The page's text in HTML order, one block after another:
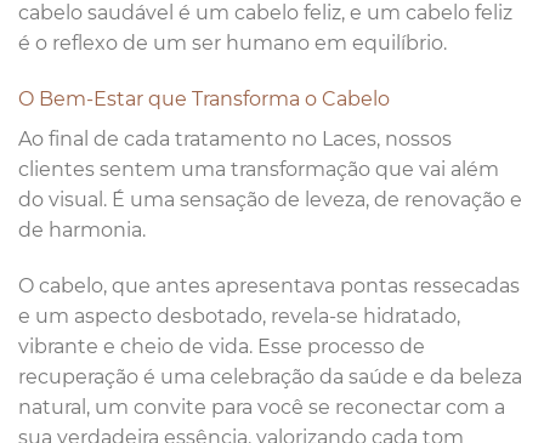
cabelo saudável é um cabelo feliz, e um cabelo feliz
é o reflexo de um ser humano em equilíbrio.
O Bem-Estar que Transforma o Cabelo
Ao final de cada tratamento no Laces, nossos
clientes sentem uma transformação que vai além
do visual. É uma sensação de leveza, de renovação e
de harmonia.
O cabelo, que antes apresentava pontas ressecadas
e um aspecto desbotado, revela-se hidratado,
vibrante e cheio de vida. Esse processo de
recuperação é uma celebração da saúde e da beleza
natural, um convite para você se reconectar com a
sua verdadeira essência, valorizando cada tom